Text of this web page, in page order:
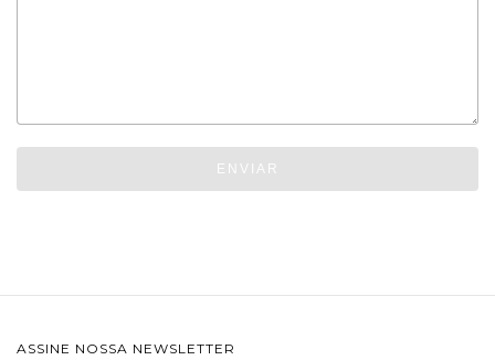
ENVIAR
ASSINE NOSSA NEWSLETTER